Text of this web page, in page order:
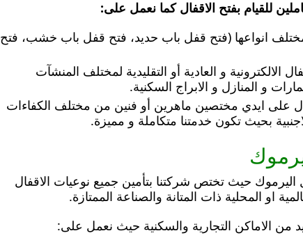
للقيام بفتح الاقفال كما نعمل على:
انواعها (فتح قفل باب حديد، فتح قفل باب خشب، فتح
الالكترونية و العادية أو التقليدية لمختلف المنشآت
و المنازل و الابراج السكنية.
على ايدي مختصين ماهرين أو فنين من مختلف الكفاءات
بحيث تكون خدمتنا متكاملة و مميزة.
حيث تختص شركتنا بتأمين جميع نوعيات الاقفال
او المحلية ذات المتانة والصناعة الممتازة.
من الاماكن التجارية والسكنية حيث نعمل على: